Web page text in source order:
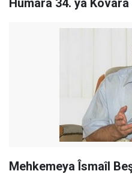
Hûmara 34. ya
Mehkemeya Îsmaîl